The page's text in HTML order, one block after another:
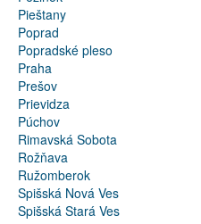
Pieštany
Poprad
Popradské pleso
Praha
Prešov
Prievidza
Púchov
Rimavská Sobota
Rožňava
Ružomberok
Spišská Nová Ves
Spišská Stará Ves